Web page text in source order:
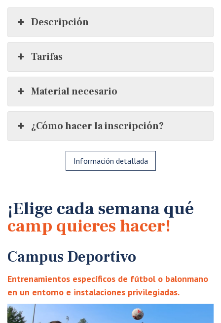
Descripción
Tarifas
Material necesario
¿Cómo hacer la inscripción?
Información detallada
¡Elige cada semana qué
camp quieres hacer!
Campus Deportivo
Entrenamientos específicos de fútbol o balonmano
en un entorno e instalaciones privilegiadas.